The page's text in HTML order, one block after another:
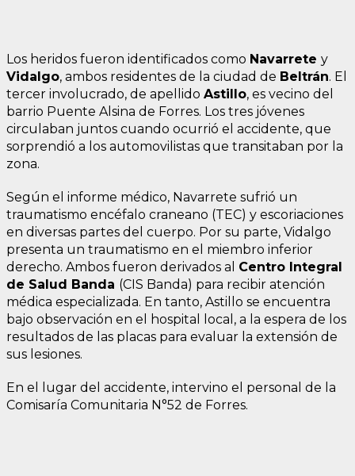
Los heridos fueron identificados como Navarrete y
Vidalgo, ambos residentes de la ciudad de Beltrán. El
tercer involucrado, de apellido Astillo, es vecino del
barrio Puente Alsina de Forres. Los tres jóvenes
circulaban juntos cuando ocurrió el accidente, que
sorprendió a los automovilistas que transitaban por la
zona.
Según el informe médico, Navarrete sufrió un
traumatismo encéfalo craneano (TEC) y escoriaciones
en diversas partes del cuerpo. Por su parte, Vidalgo
presenta un traumatismo en el miembro inferior
derecho. Ambos fueron derivados al Centro Integral
de Salud Banda (CIS Banda) para recibir atención
médica especializada. En tanto, Astillo se encuentra
bajo observación en el hospital local, a la espera de los
resultados de las placas para evaluar la extensión de
sus lesiones.
En el lugar del accidente, intervino el personal de la
Comisaría Comunitaria N°52 de Forres.